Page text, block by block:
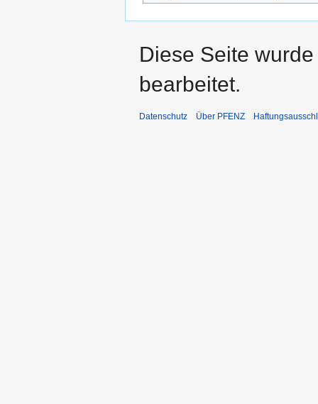
Diese Seite
bearbeitet.
Datenschutz Über PFENZ